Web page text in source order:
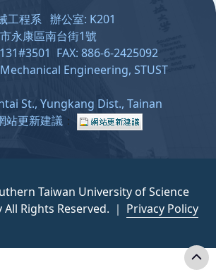
工程系 辦公室: K201
永康區南台街1號
FAX: 886-6-2425092
Engineering, STUST
St., Yungkang Dist., Tainan
站更新建議 ：
Taiwan University of Science
Rights Reserved. ｜ Privacy Policy